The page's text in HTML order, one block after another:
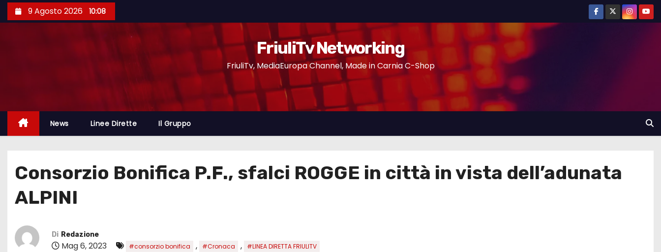
9 Agosto 2026 10:08
FriuliTv Networking
FriuliTv, MediaEuropa Channel, Made in Carnia C-Shop
News Linee Dirette Il Gruppo
Consorzio Bonifica P.F., sfalci ROGGE in città in vista dell’adunata
ALPINI
Di Redazione
Mag 6, 2023 #consorzio bonifica , #Cronaca , #LINEA DIRETTA FRIULITV